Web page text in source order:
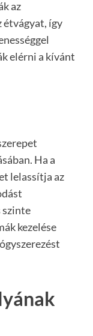
az
étvágyat, így
elérni a kívánt
Ha a
lelassítja az
szinte
kezelése